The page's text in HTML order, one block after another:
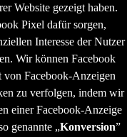
Website gezeigt haben.
Pixel dafür sorgen,
Interesse der Nutzer
Wir können Facebook
von Facebook-Anzeigen
zu verfolgen, indem wir
einer Facebook-Anzeige
genannte „Konversion”